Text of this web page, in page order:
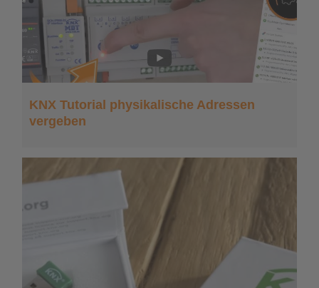
KNX Tutorial physikalische Adressen
vergeben